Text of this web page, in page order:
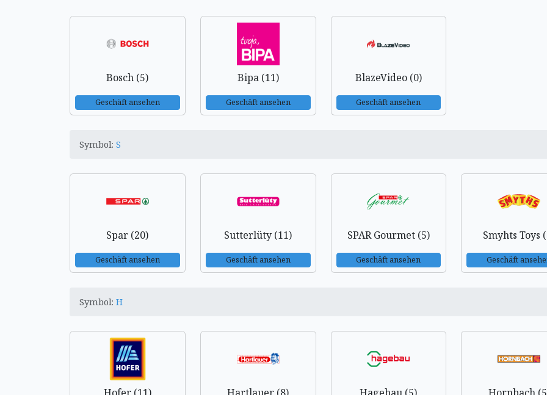
Bosch (5)
Geschäft ansehen
Bipa (11)
Geschäft ansehen
BlazeVideo (0)
Geschäft ansehen
Symbol: S
Spar (20)
Geschäft ansehen
Sutterlüty (11)
Geschäft ansehen
SPAR Gourmet (5)
Geschäft ansehen
Smyhts Toys
Geschäft
Symbol: H